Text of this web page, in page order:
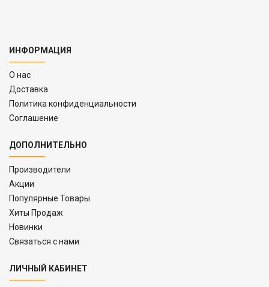
ИНФОРМАЦИЯ
O нас
Доставка
Политика конфиденциальности
Соглашение
ДОПОЛНИТЕЛЬНО
Производители
Акции
Популярные Товары
Хиты Продаж
Новинки
Связаться с нами
ЛИЧНЫЙ КАБИНЕТ